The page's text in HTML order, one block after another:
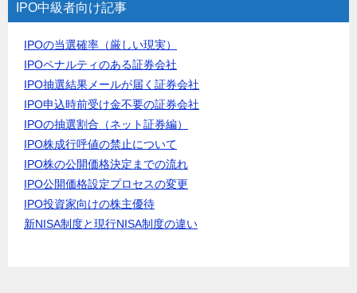
IPO中級者向け記事
IPOの当選確率（厳しい現実）
IPOペナルティのある証券会社
IPO抽選結果メールが届く証券会社
IPO申込時前受け金不要の証券会社
IPOの抽選割合（ネット証券編）
IPO株成行呼値の禁止について
IPO株の公開価格決定までの流れ
IPO公開価格設定プロセスの変更
IPO投資家向けの株主優待
新NISA制度と現行NISA制度の違い